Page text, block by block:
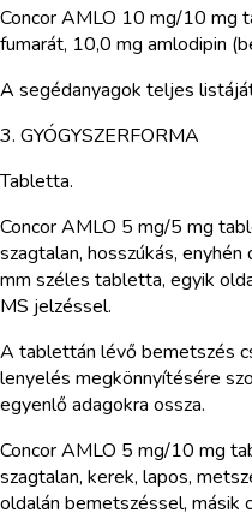
Concor AMLO 10 mg/10 mg
fumarát, 10,0 mg amlodipin
A segédanyagok teljes
3. GYÓGYSZERFORMA
Tabletta.
Concor AMLO 5 mg/5 mg
szagtalan, hosszúkás,
mm széles tabletta, egyik
MS jelzéssel.
A tablettán lévő bemetszés
lenyelés megkönnyítésére
egyenlő adagokra ossza.
Concor AMLO 5 mg/10 mg
szagtalan, kerek, lapos,
oldalán bemetszéssel, másik